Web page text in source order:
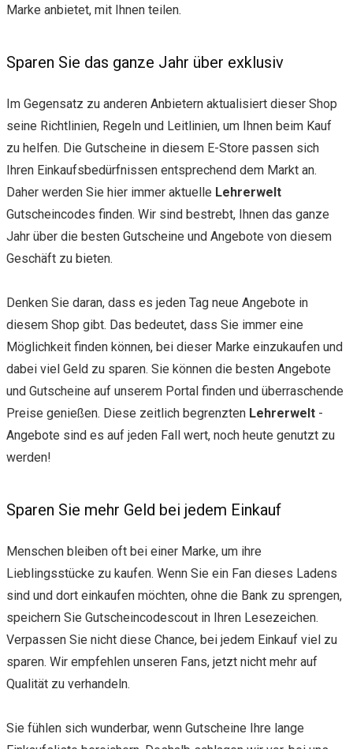
Marke anbietet, mit Ihnen teilen.
Sparen Sie das ganze Jahr über exklusiv
Im Gegensatz zu anderen Anbietern aktualisiert dieser Shop
seine Richtlinien, Regeln und Leitlinien, um Ihnen beim Kauf
zu helfen. Die Gutscheine in diesem E-Store passen sich
Ihren Einkaufsbedürfnissen entsprechend dem Markt an.
Daher werden Sie hier immer aktuelle Lehrerwelt
Gutscheincodes finden. Wir sind bestrebt, Ihnen das ganze
Jahr über die besten Gutscheine und Angebote von diesem
Geschäft zu bieten.
Denken Sie daran, dass es jeden Tag neue Angebote in
diesem Shop gibt. Das bedeutet, dass Sie immer eine
Möglichkeit finden können, bei dieser Marke einzukaufen und
dabei viel Geld zu sparen. Sie können die besten Angebote
und Gutscheine auf unserem Portal finden und überraschende
Preise genießen. Diese zeitlich begrenzten Lehrerwelt -
Angebote sind es auf jeden Fall wert, noch heute genutzt zu
werden!
Sparen Sie mehr Geld bei jedem Einkauf
Menschen bleiben oft bei einer Marke, um ihre
Lieblingsstücke zu kaufen. Wenn Sie ein Fan dieses Ladens
sind und dort einkaufen möchten, ohne die Bank zu sprengen,
speichern Sie Gutscheincodescout in Ihren Lesezeichen.
Verpassen Sie nicht diese Chance, bei jedem Einkauf viel zu
sparen. Wir empfehlen unseren Fans, jetzt nicht mehr auf
Qualität zu verhandeln.
Sie fühlen sich wunderbar, wenn Gutscheine Ihre lange